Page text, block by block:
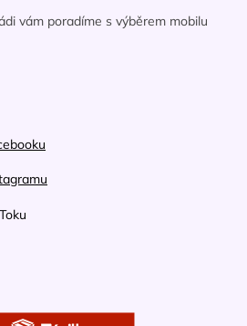
vám poradíme s výběrem mobilu